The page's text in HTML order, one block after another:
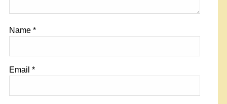
Name *
Email *